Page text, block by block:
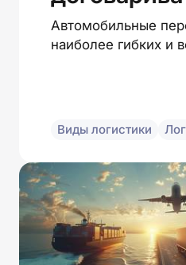
Автомобильные
наиболее гибких и
Виды логистики